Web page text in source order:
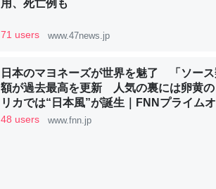
類だと殻を無くしてナメクジになったり努力
─ニュース :: 【研究発表】昆虫学の大問題＝「昆虫は
ウチもEchoを実家に置いて４年。でたまに
用、死亡例も
71 users www.47news.jp
日本のマヨネーズが世界を魅了 「ソー
額が過去最高を更新 人気の裏には卵黄
リカでは“日本風”が誕生｜FNNプライム
48 users www.fnn.jp